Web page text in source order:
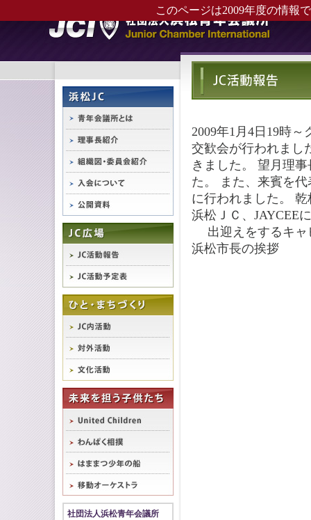
社団法人浜松青年会議所
2009年1月4日19時
交歓会が行われまし
きました。 望月理
た。 また、来賓を
に行われました。
浜松ＪＣ、JAYCEE
出迎えをするキャ
浜松市長の挨拶
このページは2009年度の情報